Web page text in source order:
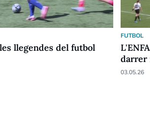
llegendes del futbol
FUTBOL
darrer
03.05.26